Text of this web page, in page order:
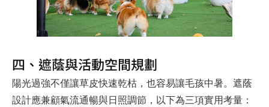
四、遮蔭與活動空間規劃
陽光過強不僅讓草皮快速乾枯，也容易讓毛孩中暑。遮蔭
設計應兼顧氣流通暢與日照調節，以下為三項實用考量：